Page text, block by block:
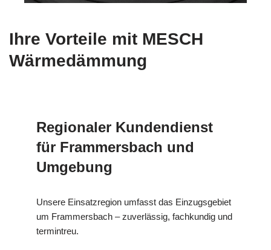
Ihre Vorteile mit MESCH
Wärmedämmung
Regionaler Kundendienst
für Frammersbach und
Umgebung
Unsere Einsatzregion umfasst das Einzugsgebiet
um Frammersbach – zuverlässig, fachkundig und
termintreu.